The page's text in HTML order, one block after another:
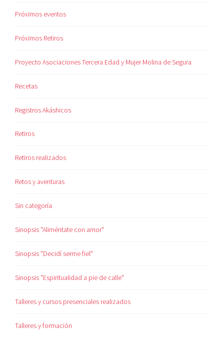
Próximos eventos
Próximos Retiros
Proyecto Asociaciones Tercera Edad y Mujer Molina de Segura
Recetas
Registros Akáshicos
Retiros
Retiros realizados
Retos y aventuras
Sin categoría
Sinopsis "Aliméntate con amor"
Sinopsis "Decidí serme fiel"
Sinopsis "Espiritualidad a pie de calle"
Talleres y cursos presenciales realizados
Talleres y formación